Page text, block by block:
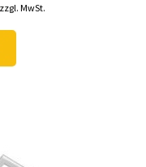
€.
zzgl. MwSt.